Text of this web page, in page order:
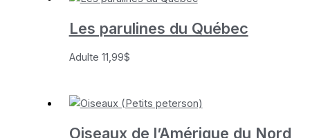
Les parulines du Québec
Adulte 11,99$
Oiseaux de l’Amérique du Nord